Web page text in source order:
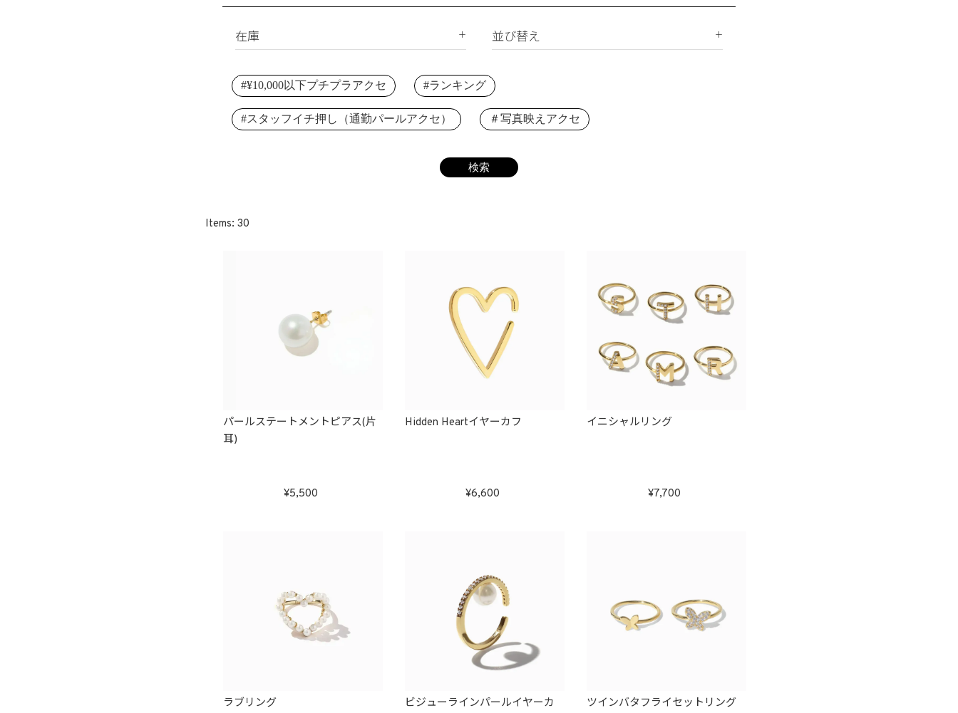
ブレスレット
リング
イニシャル
その他
SET
淡水パール
シェルパール
合成石
ジルコニア
在庫
在庫あり
受注生産
並び替え
価格が高い順
#¥10,000以下プチプラアクセ #ランキング
#スタッフイチ押し（通勤パールアクセ） ＃写真映えアクセ
30
パールステートメントピアス(片
耳)
5,500
Hidden Heartイヤーカフ
6,600
イニシャルリング
7,700
ラブリング
ビジューラインパールイヤーカ
ツインバタフライセットリング